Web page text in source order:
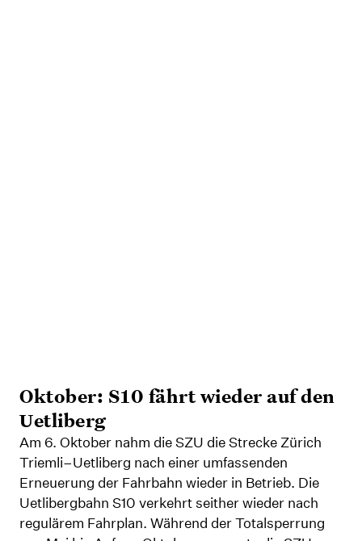
Oktober: S10 fährt wieder auf den
Uetliberg
Am 6. Oktober nahm die SZU die Strecke Zürich
Triemli–Uetliberg nach einer umfassenden
Erneuerung der Fahrbahn wieder in Betrieb. Die
Uetlibergbahn S10 verkehrt seither wieder nach
regulärem Fahrplan. Während der Totalsperrung